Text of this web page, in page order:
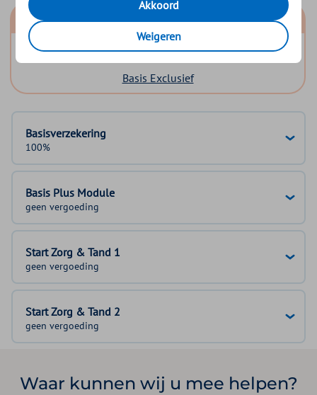
Basis Start
Basis Zeker
Basis Exclusief
Basisverzekering
100%
Basis Plus Module
geen vergoeding
Start Zorg & Tand 1
geen vergoeding
Start Zorg & Tand 2
geen vergoeding
Waar kunnen wij u mee helpen?
Akkoord
Weigeren